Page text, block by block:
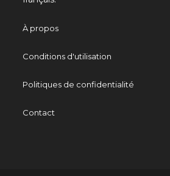
À propos
Conditions d'utilisation
Politiques de confidentialité
Contact